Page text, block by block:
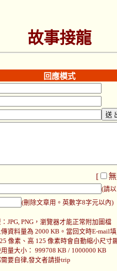
故事接龍
回應模式
[
(請
(刪除文章用。英數字8字元以內)
JPG, PNG，瀏覽器才能正常附加圖檔
資料量為 2000 KB。當回文時E-mail
像素、高 125 像素時會自動縮小尺寸
量大小： 999708 KB / 1000000 KB
要自律,發文者請掛trip